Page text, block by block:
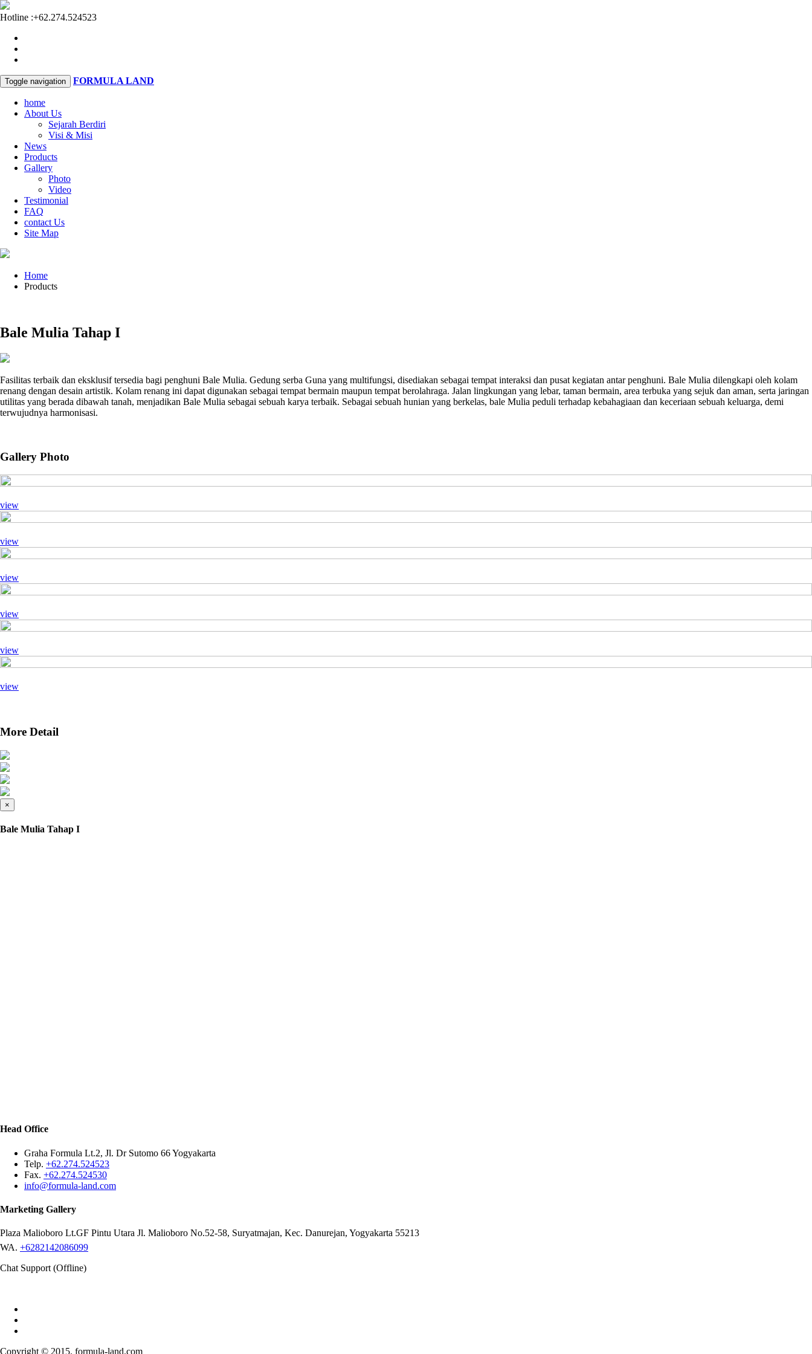
Hotline :+62.274.524523
Toggle navigation FORMULA LAND
home
About Us
Sejarah Berdiri
Visi & Misi
News
Products
Gallery
Photo
Video
Testimonial
FAQ
contact Us
Site Map
Home
Products
Bale Mulia Tahap I
Fasilitas terbaik dan eksklusif tersedia bagi penghuni Bale Mulia. Gedung serba Guna yang multifungsi, disediakan sebagai tempat interaksi dan pusat kegiatan antar penghuni. Bale Mulia dilengkapi oleh kolam
renang dengan desain artistik. Kolam renang ini dapat digunakan sebagai tempat bermain maupun tempat berolahraga. Jalan lingkungan yang lebar, taman bermain, area terbuka yang sejuk dan aman, serta jaringan
utilitas yang berada dibawah tanah, menjadikan Bale Mulia sebagai sebuah karya terbaik. Sebagai sebuah hunian yang berkelas, bale Mulia peduli terhadap kebahagiaan dan keceriaan sebuah keluarga, demi
terwujudnya harmonisasi.
Gallery Photo
view
view
view
view
view
view
More Detail
×
Bale Mulia Tahap I
Head Office
Graha Formula Lt.2, Jl. Dr Sutomo 66 Yogyakarta
Telp. +62.274.524523
Fax. +62.274.524530
info@formula-land.com
Marketing Gallery
Plaza Malioboro Lt.GF Pintu Utara Jl. Malioboro No.52-58, Suryatmajan, Kec. Danurejan, Yogyakarta 55213
WA. +6282142086099
Chat Support (Offline)
Copyright © 2015. formula-land.com